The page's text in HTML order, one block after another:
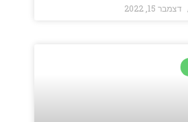
דצמבר 15, 2022